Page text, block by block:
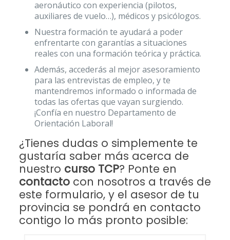
aeronáutico con experiencia (pilotos,
auxiliares de vuelo…), médicos y psicólogos.
Nuestra formación te ayudará a poder
enfrentarte con garantías a situaciones
reales con una formación teórica y práctica.
Además, accederás al mejor asesoramiento
para las entrevistas de empleo, y te
mantendremos informado o informada de
todas las ofertas que vayan surgiendo.
¡Confía en nuestro Departamento de
Orientación Laboral!
¿Tienes dudas o simplemente te
gustaría saber más acerca de
nuestro curso TCP? Ponte en
contacto con nosotros a través de
este formulario, y el asesor de tu
provincia se pondrá en contacto
contigo lo más pronto posible: